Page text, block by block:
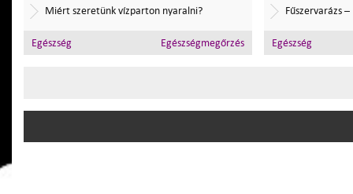
Miért szeretünk vízparton nyaralni?
Egészség Egészségmegőrzés
Fűszervarázs
Egészség